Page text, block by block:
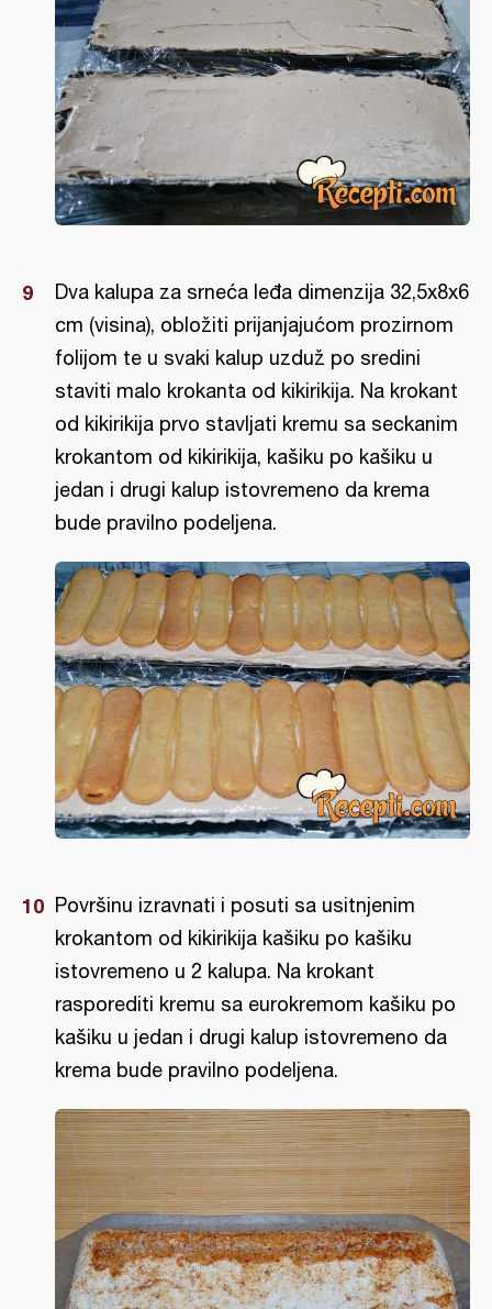
Dva kalupa za srneća leđa dimenzija 32,5x8x6
cm (visina), obložiti prijanjajućom prozirnom
folijom te u svaki kalup uzduž po sredini
staviti malo krokanta od kikirikija. Na krokant
od kikirikija prvo stavljati kremu sa seckanim
krokantom od kikirikija, kašiku po kašiku u
jedan i drugi kalup istovremeno da krema
bude pravilno podeljena.
Površinu izravnati i posuti sa usitnjenim
krokantom od kikirikija kašiku po kašiku
istovremeno u 2 kalupa. Na krokant
rasporediti kremu sa eurokremom kašiku po
kašiku u jedan i drugi kalup istovremeno da
krema bude pravilno podeljena.